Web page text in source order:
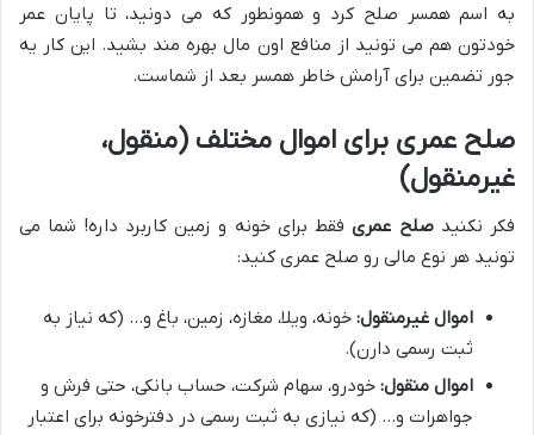
به اسم همسر صلح کرد و همونطور که می دونید، تا پایان عمر
خودتون هم می تونید از منافع اون مال بهره مند بشید. این کار یه
جور تضمین برای آرامش خاطر همسر بعد از شماست.
صلح عمری برای اموال مختلف (منقول،
غیرمنقول)
فکر نکنیدصلح عمریفقط برای خونه و زمین کاربرد داره! شما می
تونید هر نوع مالی رو صلح عمری کنید:
اموال غیرمنقول: خونه، ویلا، مغازه، زمین، باغ و… (که نیاز به
ثبت رسمی دارن).
اموال منقول: خودرو، سهام شرکت، حساب بانکی، حتی فرش و
جواهرات و… (که نیازی به ثبت رسمی در دفترخونه برای اعتبار